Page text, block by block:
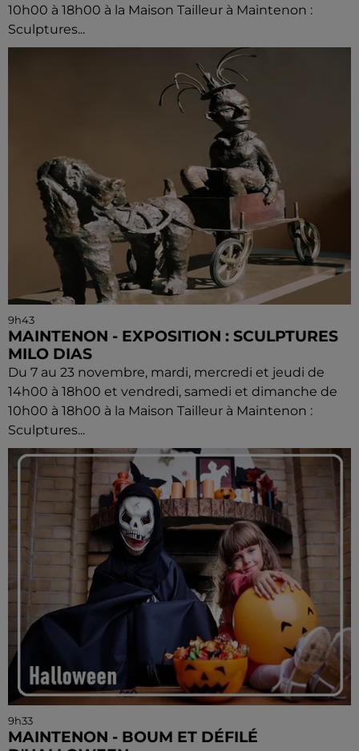
10h00 à 18h00 à la Maison Tailleur à Maintenon :
Sculptures...
9h43
MAINTENON - EXPOSITION : SCULPTURES
MILO DIAS
Du 7 au 23 novembre, mardi, mercredi et jeudi de
14h00 à 18h00 et vendredi, samedi et dimanche de
10h00 à 18h00 à la Maison Tailleur à Maintenon :
Sculptures...
9h33
MAINTENON - BOUM ET DÉFILÉ